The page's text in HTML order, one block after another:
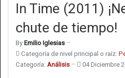
In Time (2011)
chute de tiempo!
By Emilio Iglesias
Categoría de nivel principal o raíz:
Categoría: Análisis 04 Diciembre